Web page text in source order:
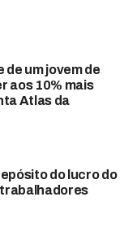
de um jovem de
aos 10% mais
Atlas da
do lucro do
trabalhadores